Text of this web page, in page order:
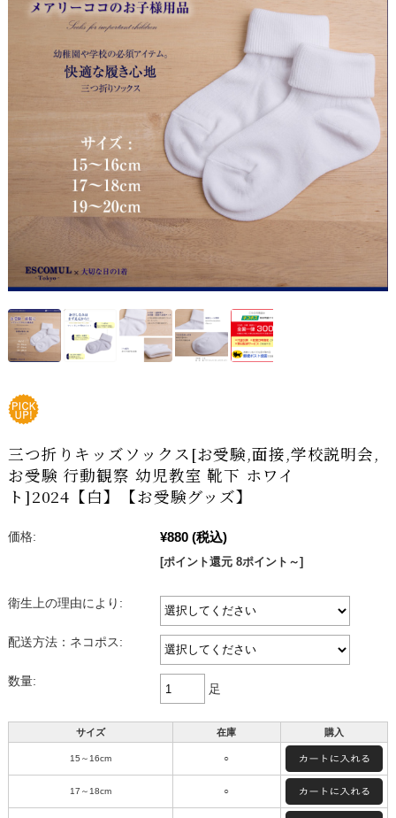
三つ折りキッズソックス[お受験,面接,学校説明会,
お受験 行動観察 幼児教室 靴下 ホワイ
ト]2024【白】【お受験グッズ】
価格: ¥880 (税込)
[ポイント還元 8ポイント～]
衛生上の理由により:
配送方法：ネコポス:
数量:
足
サイズ 在庫 購入
15～16cm ○
17～18cm ○